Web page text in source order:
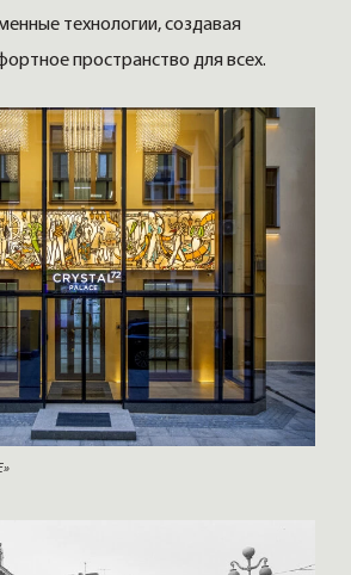
технологии, создавая
пространство для всех.